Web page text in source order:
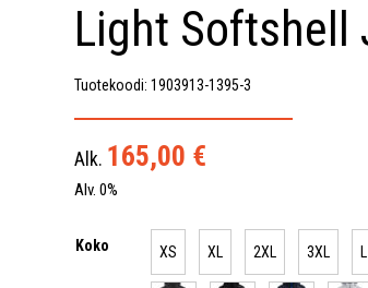
Light Softshell
Tuotekoodi: 1903913-1395-3
Alk. 165,00 €
Alv. 0%
Koko XS XL 2XL 3XL L